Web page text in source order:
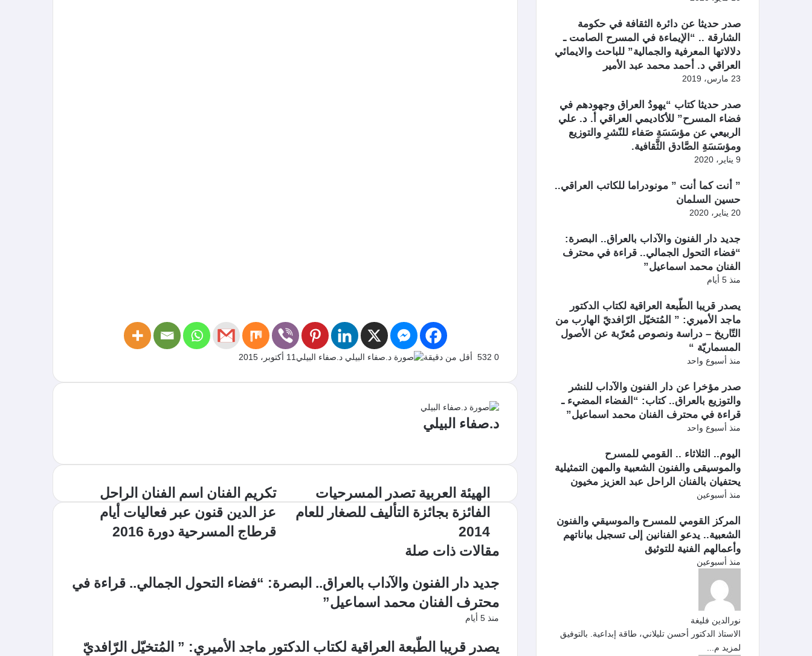
د.صفاء البيلي 11 أكتوبر، 2015 0 أقل من دقيقة
د.صفاء البيلي
ق
ل
تكريم الفنان اسم الفنان الراحل
عز الدين قنون عبر فعاليات أيام
قرطاج المسرحية دورة 2016
الهيئة العربية تصدر المسرحيات
الفائزة بجائزة التأليف للصغار للعام
2014
مقالات ذات صلة
جديد دار الفنون والآداب بالعراق.. البصرة: “فضاء التحول الجمالي.. قراءة في
محترف الفنان محمد اسماعيل”
منذ 5 أيام
يصدر قريبا الطّبعة العراقية لكتاب الدكتور ماجد الأميري: ” المُتخيّل الرّافديّ
صدر حديثا عن دائرة الثقافة في حكومة
الشارقة .. “الإيماءة في المسرح الصامت ـ
دلالاتها المعرفية والجمالية” للباحث والايمائي
العراقي د. أحمد محمد عبد الأمير
23 مارس، 2019
صدر حديثا كتاب “يهودُ العراق وجهودهم في
فضاء المسرح” للأكاديمي العراقي أ. د. علي
الربيعي عن مؤسَسَةِ صَفاء للنّشرِ والتوزيع
ومؤسَسَةِ الصَّادق الثَّقافية.
9 يناير، 2020
” أنت كما أنت ” مونودراما للكاتب العراقي..
حسين السلمان
20 يناير، 2020
جديد دار الفنون والآداب بالعراق.. البصرة:
“فضاء التحول الجمالي.. قراءة في محترف
الفنان محمد اسماعيل”
منذ 5 أيام
يصدر قريبا الطّبعة العراقية لكتاب الدكتور
ماجد الأميري: ” المُتخيّل الرّافديّ الهارب من
التّاريخ – دراسة ونصوص مُعرّبة عن الأصول
المسماريّة “
منذ أسبوع واحد
صدر مؤخرا عن دار الفنون والآداب للنشر
والتوزيع بالعراق.. كتاب: “الفضاء المضيء ـ
قراءة في محترف الفنان محمد اسماعيل”
منذ أسبوع واحد
اليوم.. الثلاثاء .. القومي للمسرح
والموسيقى والفنون الشعبية والمهن التمثيلية
يحتفيان بالفنان الراحل عبد العزيز مخيون
منذ أسبوعين
المركز القومي للمسرح والموسيقي والفنون
الشعبية.. يدعو الفنانين إلى تسجيل بياناتهم
وأعمالهم الفنية للتوثيق
منذ أسبوعين
نورالدين فليغة
الاستاذ الدكتور أحسن تليلاني، طاقة إبداعية. بالتوفيق
لمزيد م...